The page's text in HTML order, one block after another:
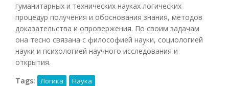
гуманитарных и технических науках логических
процедур получения и обоснования знания, методов
доказательства и опровержения. По своим задачам
она тесно связана с философией науки, социологией
науки и психологией научного исследования и
открытия.
Tags:
Логика Наука